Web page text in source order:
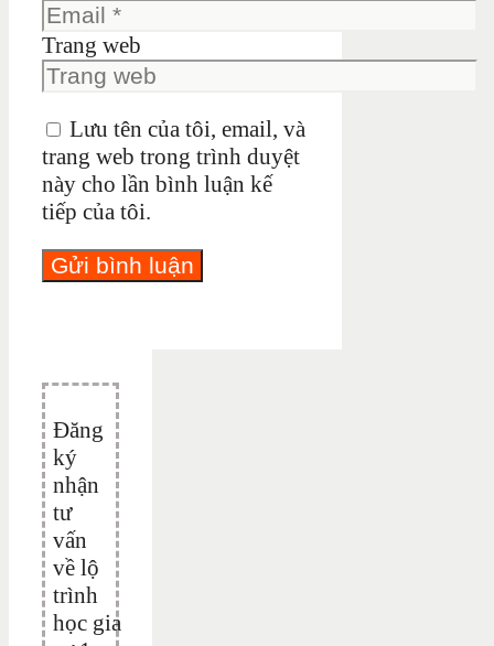
Trang web
Lưu tên của tôi, email, và
trang web trong trình duyệt
này cho lần bình luận kế
tiếp của tôi.
Đăng
ký
nhận
tư
vấn
về lộ
trình
học gia